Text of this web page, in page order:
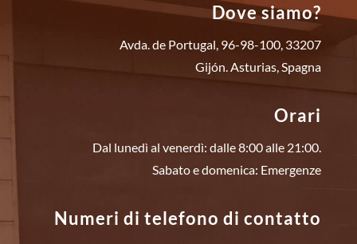
Dove siamo?
Avda. de Portugal, 96-98-100, 33207
Gijón. Asturias, Spagna
Orari
Dal lunedì al venerdì: dalle 8:00 alle 21:00.
Sabato e domenica: Emergenze
Numeri di telefono di contatto